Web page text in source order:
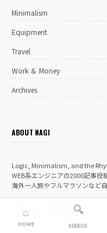
Minimalism
Equipment
Travel
Work ＆ Money
Archives
ABOUT NAGI
Logic, Minimalism, and the
WEB系エンジニアの2000記事投
海外一人旅やフルマラソンなど
プロフィール詳細 →
⌂
HOME
🔍
SEARCH